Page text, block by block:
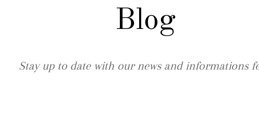
Blog
Stay up to date with our news and informations